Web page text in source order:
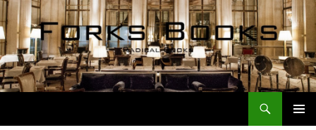
Aller
au
contenu